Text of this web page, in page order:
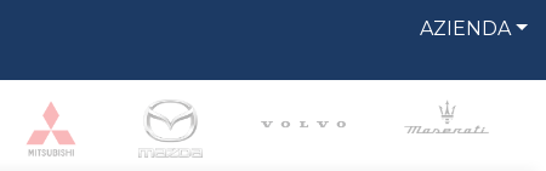
AZIENDA